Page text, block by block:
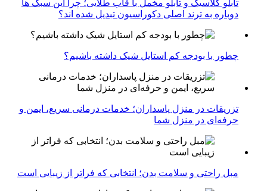
تابلو کلاسیک و تابلو مخمل با قاب طلایی؛ چرا این سبک ها
دوباره به ترند اصلی دکوراسیون تبدیل شده اند؟
چطور با بودجه کم استایل شیک داشته باشیم؟
تزریقات در منزل پاسداران؛ خدمات درمانی سریع، ایمن و
حرفه‌ای در منزل شما
مبل راحتی و سلامت بدن؛ انتخابی که فراتر از زیبایی است